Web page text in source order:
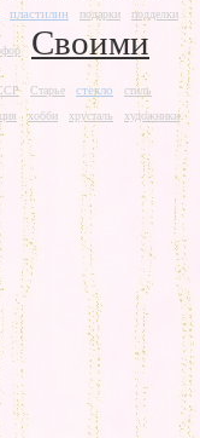
пластилин подарки подделки
Своими
Старье стекло
стиль
хобби хрусталь
художники